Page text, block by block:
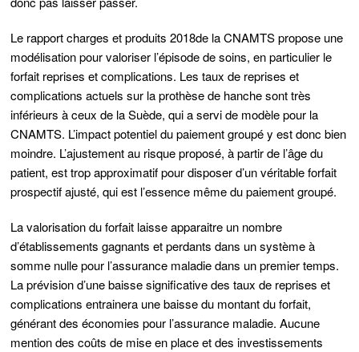
Le rapport charges et produits 2018de la CNAMTS propose une
modélisation pour valoriser l’épisode de soins, en particulier le
forfait reprises et complications. Les taux de reprises et
complications actuels sur la prothèse de hanche sont très
inférieurs à ceux de la Suède, qui a servi de modèle pour la
CNAMTS. L’impact potentiel du paiement groupé y est donc bien
moindre. L’ajustement au risque proposé, à partir de l’âge du
patient, est trop approximatif pour disposer d’un véritable forfait
prospectif ajusté, qui est l’essence même du paiement groupé.
La valorisation du forfait laisse apparaitre un nombre
d’établissements gagnants et perdants dans unsystème à
somme nulle pour l’assurance maladie dans un premier temps.
La prévisiond’une baisse significative des taux de reprises et
complications entrainera une baisse du montant du forfait,
générant des économies pour l’assurance maladie. Aucune
mention des coûts de mise en place et des investissements